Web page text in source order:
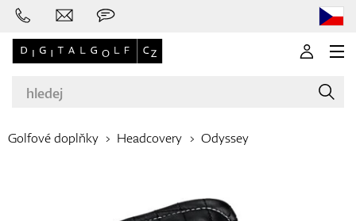
Golfové doplňky Headcovery Odyssey